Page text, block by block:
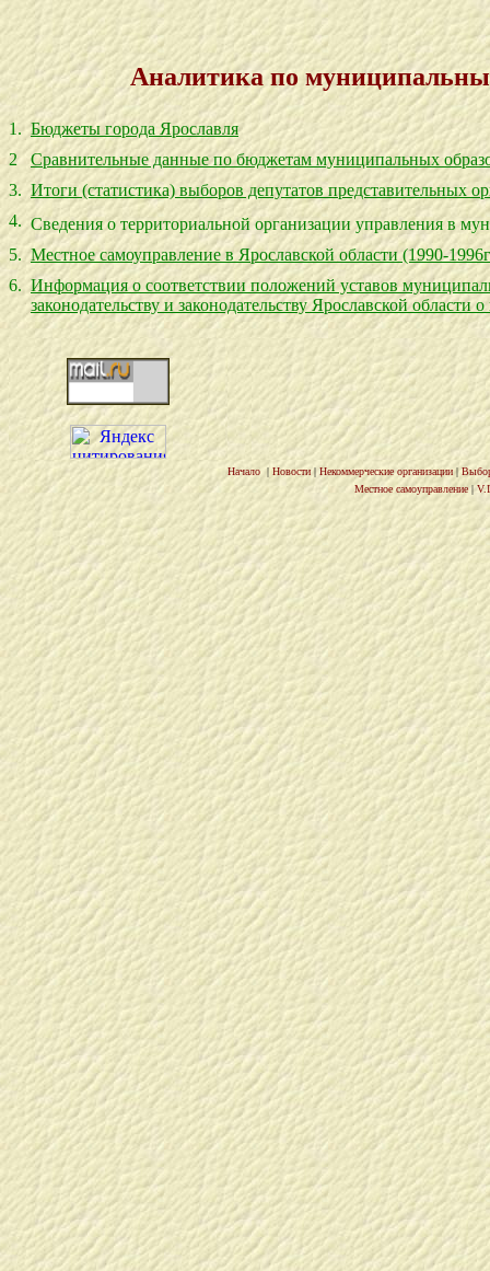
Аналитика по
1. Бюджеты города Ярославля
2
Сравнительные данные по бюджетам муниципальных
3. Итоги (статистика) выборов депутатов представительных
4. Сведения о территориальной организации управления в
5. Местное самоуправление в Ярославской области (1990-
6. Информация о соответствии положений уставов
законодательству и законодательству Ярославской области
Начало | Новости | Некоммерческие организации |
Местное самоуправление|